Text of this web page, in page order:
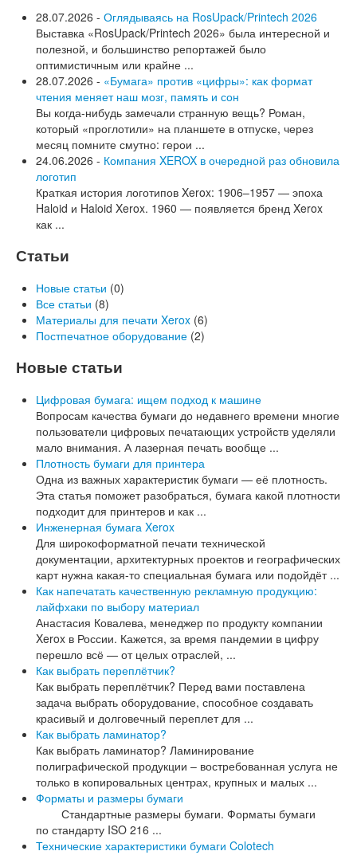
28.07.2026 - Оглядываясь на RosUpack/Printech 2026
Выставка «RosUpack/Printech 2026» была интересной и
полезной, и большинство репортажей было
оптимистичным или крайне ...
28.07.2026 - «Бумага» против «цифры»: как формат
чтения меняет наш мозг, память и сон
Вы когда-нибудь замечали странную вещь? Роман,
который «проглотили» на планшете в отпуске, через
месяц помните смутно: герои ...
24.06.2026 - Компания XEROX в очередной раз обновила
логотип
Краткая история логотипов Xerox: 1906–1957 — эпоха
Haloid и Haloid Xerox. 1960 — появляется бренд Xerox
как ...
Статьи
Новые статьи (0)
Все статьи (8)
Материалы для печати Xerox (6)
Постпечатное оборудование (2)
Новые статьи
Цифровая бумага: ищем подход к машине
Вопросам качества бумаги до недавнего времени многие
пользователи цифровых печатающих устройств уделяли
мало внимания. А лазерная печать вообще ...
Плотность бумаги для принтера
Одна из важных характеристик бумаги — её плотность.
Эта статья поможет разобраться, бумага какой плотности
подходит для принтеров и как ...
Инженерная бумага Xerox
Для широкоформатной печати технической
документации, архитектурных проектов и географических
карт нужна какая-то специальная бумага или подойдёт ...
Как напечатать качественную рекламную продукцию:
лайфхаки по выбору материал
Анастасия Ковалева, менеджер по продукту компании
Xerox в России. Кажется, за время пандемии в цифру
перешло всё — от целых отраслей, ...
Как выбрать переплётчик?
Как выбрать переплётчик? Перед вами поставлена
задача выбрать оборудование, способное создавать
красивый и долговечный переплет для ...
Как выбрать ламинатор?
Как выбрать ламинатор? Ламинирование
полиграфической продукции – востребованная услуга не
только в копировальных центрах, крупных и малых ...
Форматы и размеры бумаги
Стандартные размеры бумаги. Форматы бумаги
по стандарту ISO 216 ...
Технические характеристики бумаги Colotech